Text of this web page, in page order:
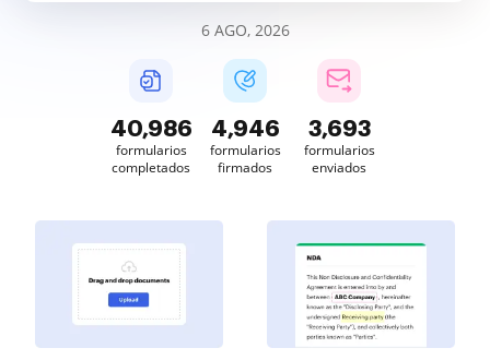
6 AGO, 2026
40,989
formularios
completados
4,947
formularios
firmados
3,693
formularios
enviados